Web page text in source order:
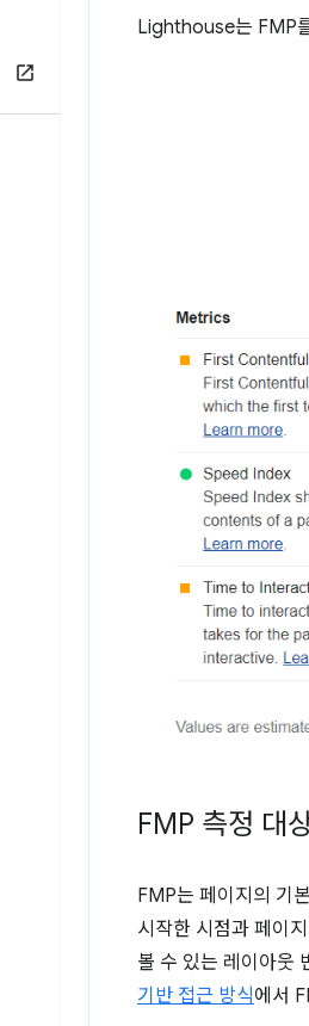
Lighthouse는 FMP
FMP 측정 대
FMP는 페이지의 기
시작한 시점과 페이
볼 수 있는 레이아웃
기반 접근 방식에서